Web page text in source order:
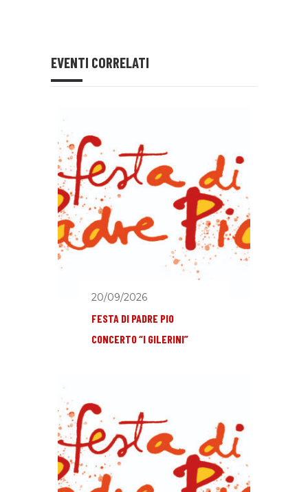
EVENTI CORRELATI
20/09/2026
FESTA DI PADRE PIO
CONCERTO “I GILERINI”